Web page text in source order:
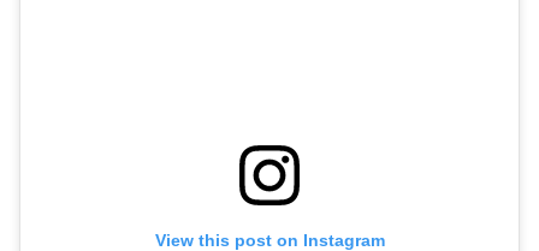
View this post on Instagram